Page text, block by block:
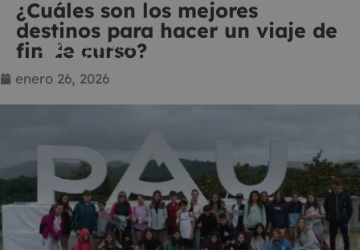
¿Cuáles son los mejores
destinos para hacer un viaje de
fin de curso?
enero 26, 2026